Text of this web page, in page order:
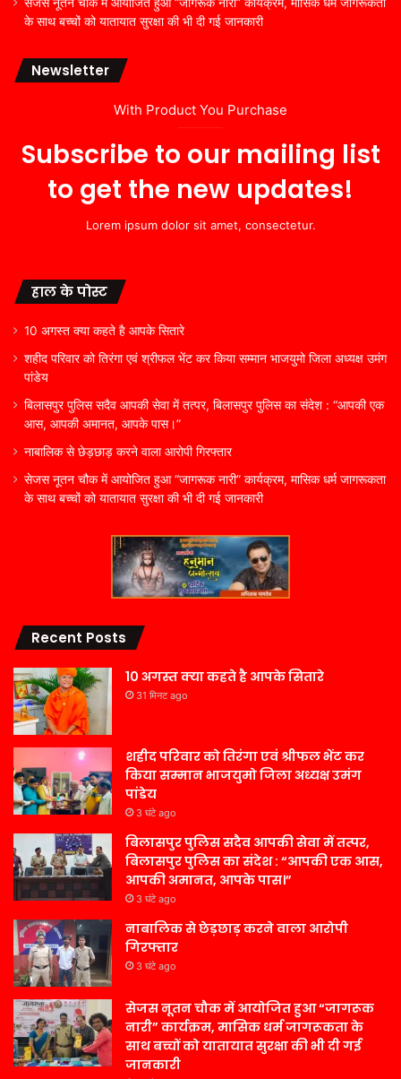
के साथ बच्चों को यातायात सुरक्षा की भी दी गई जानकारी
Newsletter
With Product You Purchase
Subscribe to our mailing list
to get the new updates!
Lorem ipsum dolor sit amet, consectetur.
हाल के पोस्ट
10 अगस्त क्या कहते है आपके सितारे
शहीद परिवार को तिरंगा एवं श्रीफल भेंट कर किया सम्मान भाजयुमो जिला अध्यक्ष उमंग
पांडेय
बिलासपुर पुलिस सदैव आपकी सेवा में तत्पर, बिलासपुर पुलिस का संदेश : “आपकी एक
आस, आपकी अमानत, आपके पास।”
नाबालिक से छेड़छाड़ करने वाला आरोपी गिरफ्तार
सेजस नूतन चौक में आयोजित हुआ “जागरूक नारी” कार्यक्रम, मासिक धर्म जागरूकता
के साथ बच्चों को यातायात सुरक्षा की भी दी गई जानकारी
Recent Posts
10 अगस्त क्या कहते है आपके सितारे
31 मिनट ago
शहीद परिवार को तिरंगा एवं श्रीफल भेंट कर
किया सम्मान भाजयुमो जिला अध्यक्ष उमंग
पांडेय
3 घंटे ago
बिलासपुर पुलिस सदैव आपकी सेवा में तत्पर,
बिलासपुर पुलिस का संदेश : “आपकी एक आस,
आपकी अमानत, आपके पास।”
3 घंटे ago
नाबालिक से छेड़छाड़ करने वाला आरोपी
गिरफ्तार
3 घंटे ago
सेजस नूतन चौक में आयोजित हुआ “जागरूक
नारी” कार्यक्रम, मासिक धर्म जागरूकता के
साथ बच्चों को यातायात सुरक्षा की भी दी गई
जानकारी